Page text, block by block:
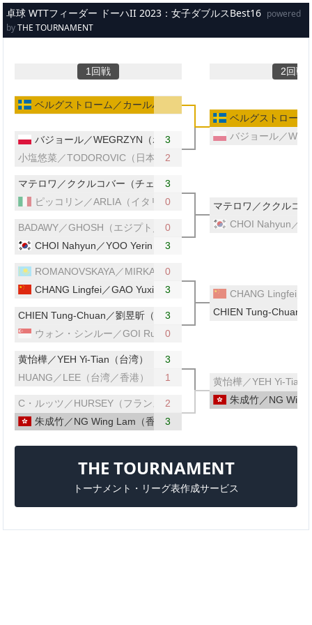
メインコンテンツへスキップ
卓球 WTTフィーダー ドーハII 2023：女子ダブルスBest16 powered
byTHE TOURNAMENT
1回戦 2回戦
ベルグストローム／カールバーグ（スウェーデン）
バジョール／WEGRZYN（ポーランド）
3
小塩悠菜／TODOROVIC（日本／セルビア）
2
マテロワ／ククルコバー（チェコ／スロバキア）
3
ピッコリン／ARLIA（イタリア）
0
BADAWY／GHOSH（エジプト／インド）
0
CHOI Nahyun／YOO Yerin（韓国）
3
ROMANOVSKAYA／MIRKADIROVA（カザフスタン）
0
CHANG Lingfei／GAO Yuxin（中国）
3
CHIEN Tung-Chuan／劉昱昕（台湾）
3
ウォン・シンルー／GOI Rui Xuan（シンガポール）
0
黄怡樺／YEH Yi-Tian（台湾）
3
HUANG／LEE（台湾／香港）
1
C・ルッツ／HURSEY（フランス／ウェールズ）
2
朱成竹／NG Wing Lam（香港）
3
ベルグストローム
バジョール／
マテロワ／ククルコ
CHOI Nahyun／
CHANG Lingfei／
CHIEN Tung-Chuan
黄怡樺／YEH Yi-Tian
朱成竹／NG Wing
THE TOURNAMENT
トーナメント・リーグ表作成サービス